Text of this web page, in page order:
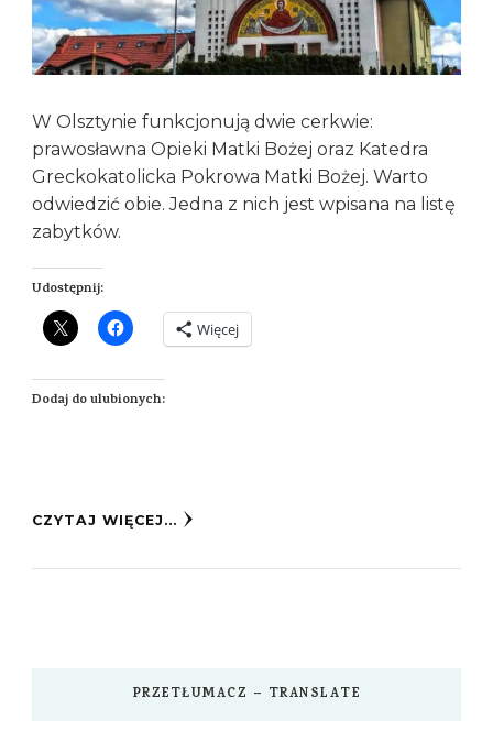
W Olsztynie funkcjonują dwie cerkwie:
prawosławna Opieki Matki Bożej oraz Katedra
Greckokatolicka Pokrowa Matki Bożej. Warto
odwiedzić obie. Jedna z nich jest wpisana na listę
zabytków.
Udostępnij:
Więcej
Dodaj do ulubionych:
CZYTAJ WIĘCEJ...
PRZETŁUMACZ – TRANSLATE